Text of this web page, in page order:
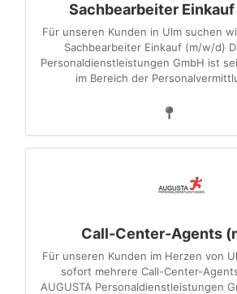
Sachbearbeiter
Für unseren Kunden in Ulm suchen
Sachbearbeiter Einkauf (m/w/d)
Personaldienstleistungen GmbH ist
im Bereich der
Call-Center-Agents
Für unseren Kunden im Herzen von
sofort mehrere Call-Center-
AUGUSTA Personaldienstleistungen